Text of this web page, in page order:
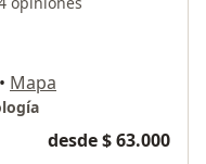
• Mapa
desde $ 63.000